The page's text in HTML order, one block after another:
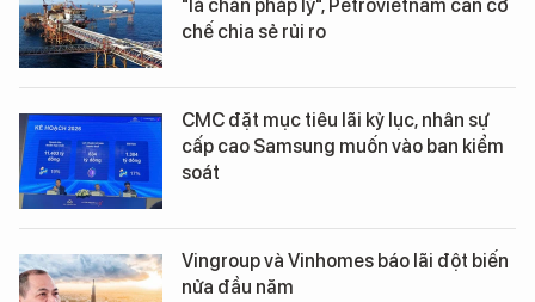
"lá chắn pháp lý", Petrovietnam cần cơ
chế chia sẻ rủi ro
CMC đặt mục tiêu lãi kỷ lục, nhân sự
cấp cao Samsung muốn vào ban kiểm
soát
Vingroup và Vinhomes báo lãi đột biến
nửa đầu năm